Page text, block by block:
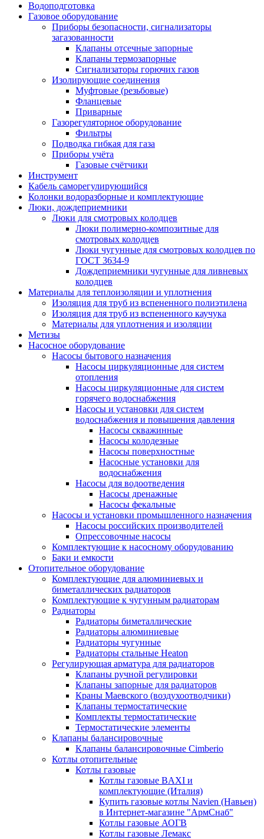
Водоподготовка
Газовое оборудование
Приборы безопасности, сигнализаторы
загазованности
Клапаны отсечные запорные
Клапаны термозапорные
Сигнализаторы горючих газов
Изолирующие соединения
Муфтовые (резьбовые)
Фланцевые
Приварные
Газорегуляторное оборудование
Фильтры
Подводка гибкая для газа
Приборы учёта
Газовые счётчики
Инструмент
Кабель саморегулирующийся
Колонки водоразборные и комплектующие
Люки, дождеприемники
Люки для смотровых колодцев
Люки полимерно-композитные для
смотровых колодцев
Люки чугунные для смотровых колодцев по
ГОСТ 3634-9
Дождеприемники чугунные для ливневых
колодцев
Материалы для теплоизоляции и уплотнения
Изоляция для труб из вспененного полиэтилена
Изоляция для труб из вспененного каучука
Материалы для уплотнения и изоляции
Метизы
Насосное оборудование
Насосы бытового назначения
Насосы циркуляционные для систем
отопления
Насосы циркуляционные для систем
горячего водоснабжения
Насосы и установки для систем
водоснабжения и повышения давления
Насосы скважинные
Насосы колодезные
Насосы поверхностные
Насосные установки для
водоснабжения
Насосы для водоотведения
Насосы дренажные
Насосы фекальные
Насосы и установки промышленного назначения
Насосы российских производителей
Опрессовочные насосы
Комплектующие к насосному оборудованию
Баки и емкости
Отопительное оборудование
Комплектующие для алюминиевых и
биметаллических радиаторов
Комплектующие к чугунным радиаторам
Радиаторы
Радиаторы биметаллические
Радиаторы алюминиевые
Радиаторы чугунные
Радиаторы стальные Heaton
Регулирующая арматура для радиаторов
Клапаны ручной регулировки
Клапаны запорные для радиаторов
Краны Маевского (воздухоотводчики)
Клапаны термостатические
Комплекты термостатические
Термостатические элементы
Клапаны балансировочные
Клапаны балансировочные Cimberio
Котлы отопительные
Котлы газовые
Котлы газовые BAXI и
комплектующие (Италия)
Купить газовые котлы Navien (Навьен)
в Интернет-магазине "АрмСнаб"
Котлы газовые АОГВ
Котлы газовые Лемакс